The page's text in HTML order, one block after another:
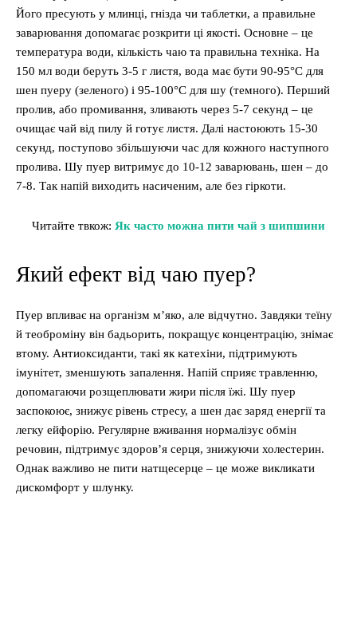
Його пресують у млинці, гнізда чи таблетки, а правильне
заварювання допомагає розкрити ці якості. Основне – це
температура води, кількість чаю та правильна техніка. На
150 мл води беруть 3-5 г листя, вода має бути 90-95°C для
шен пуеру (зеленого) і 95-100°C для шу (темного). Перший
пролив, або промивання, зливають через 5-7 секунд – це
очищає чай від пилу й готує листя. Далі настоюють 15-30
секунд, поступово збільшуючи час для кожного наступного
пролива. Шу пуер витримує до 10-12 заварювань, шен – до
7-8. Так напій виходить насиченим, але без гіркоти.
Читайте твкож: Як часто можна пити чай з шипшини
Який ефект від чаю пуер?
Пуер впливає на організм м’яко, але відчутно. Завдяки теїну
й теоброміну він бадьорить, покращує концентрацію, знімає
втому. Антиоксиданти, такі як катехіни, підтримують
імунітет, зменшують запалення. Напій сприяє травленню,
допомагаючи розщеплювати жири після їжі. Шу пуер
заспокоює, знижує рівень стресу, а шен дає заряд енергії та
легку ейфорію. Регулярне вживання нормалізує обмін
речовин, підтримує здоров’я серця, знижуючи холестерин.
Однак важливо не пити натщесерце – це може викликати
дискомфорт у шлунку.